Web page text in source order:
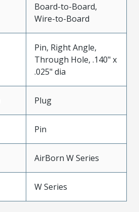
Board-to-Board,
Wire-to-Board
Pin, Right Angle,
Through Hole, .140" x
.025" dia
Plug
Pin
AirBorn W Series
W Series